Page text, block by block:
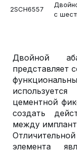
2SCH6557
с
Двойной
представляет
цементной
создать
между
элемента